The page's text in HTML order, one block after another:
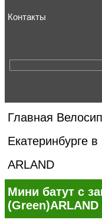
Контакты
Главная
Екатеринбурге
ARLAND
Мини батут с
(Green)ARLAND